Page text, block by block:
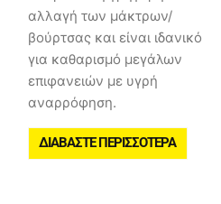
αλλαγή των μάκτρων/
βούρτσας και είναι ιδανικό
για καθαρισμό μεγάλων
επιφανειών με υγρή
αναρρόφηση.
ΔΙΑΒΆΣΤΕ ΠΕΡΙΣΣΌΤΕΡΑ